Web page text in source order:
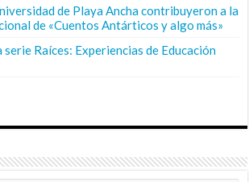
de Playa Ancha contribuyeron a la
de «Cuentos Antárticos y algo más»
Raíces: Experiencias de Educación